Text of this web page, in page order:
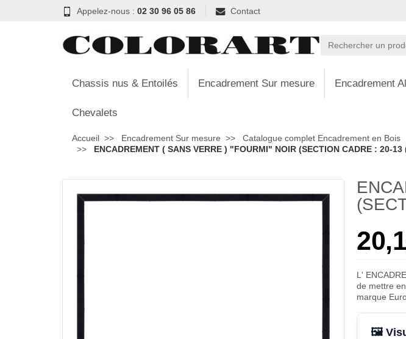
Appelez-nous : 02 30 96 05 86 Contact
Chassis nus & Entoilés Encadrement Sur mesure Encadrement
Chevalets
Accueil Encadrement Sur mesure
Catalogue complet Encadrement en Bois
ENCADREMENT ( SANS VERRE ) "FOURMI" NOIR (SECTION CADRE : 20-13
L'
de mettre
marque
🖼️